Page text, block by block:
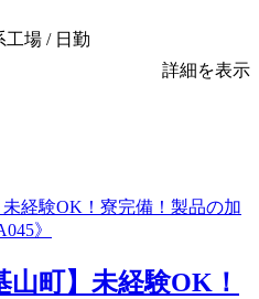
工場 / 日勤
詳細を表示
山町】未経験OK！